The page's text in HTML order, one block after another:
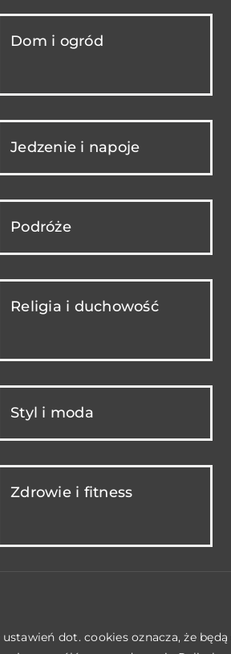
Dom i ogród
Jedzenie i napoje
Podróże
Religia i duchowość
Styl i moda
Zdrowie i fitness
dot. cookies oznacza, że będą